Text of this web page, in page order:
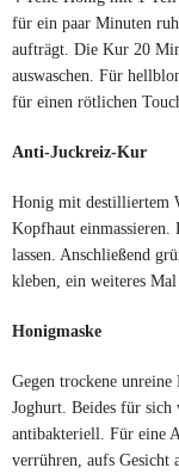
für ein paar Minuten
aufträgt. Die Kur 20
auswaschen. Für
für einen rötlichen
Anti-Juckreiz-Kur
Honig mit destilliertem
Kopfhaut
lassen. Anschließend
kleben, ein weiteres
Honigmaske
Gegen trockene
Joghurt. Beides für sich
antibakteriell. Für eine
verrühren, aufs Gesicht